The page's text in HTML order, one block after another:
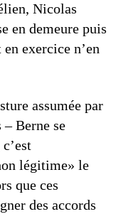
Nicolas
en demeure puis
exercice n’en
assumée par
– Berne se
légitime» le
que ces
des accords